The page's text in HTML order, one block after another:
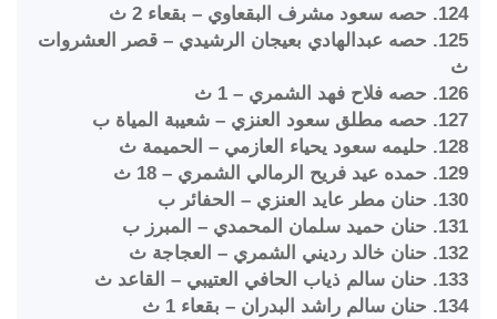
124. حصه سعود مشرف البقعاوي – بقعاء 2 ث
125. حصه عبدالهادي بعيجان الرشيدي – قصر العشروات
ث
126. حصه فلاح فهد الشمري – 1 ث
127. حصه مطلق سعود العنزي – شعيبة المياة ب
128. حليمه سعود يحياء العازمي – الحميمة ث
129. حمده عيد فريح الرمالي الشمري – 18 ث
130. حنان مطر عايد العنزي – الحفائر ب
131. حنان حميد سلمان المحمدي – المبرز ب
132. حنان خالد رديني الشمري – العجاجة ث
133. حنان سالم ذياب الحافي العتيبي – القاعد ث
134. حنان سالم راشد البدران – بقعاء 1 ث